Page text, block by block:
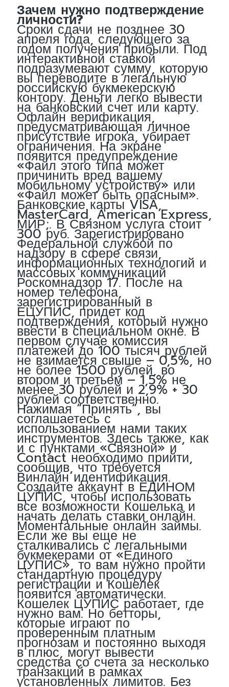
Зачем нужно подтверждение
личности?
Сроки сдачи не позднее 30
апреля года, следующего за
годом получения прибыли. Под
интерактивной ставкой
подразумевают сумму, которую
вы переводите в легальную
российскую букмекерскую
контору. Деньги легко вывести
на банковский счет или карту.
Офлайн верификация,
предусматривающая личное
присутствие игрока, убирает
ограничения. На экране
появится предупреждение
«Файл этого типа может
причинить вред вашему
мобильному устройству» или
«Файл может быть опасным».
Банковские карты VISA,
MasterCard, American Express,
МИР;. В Связном услуга стоит
300 руб. Зарегистрировано
Федеральной службой по
надзору в сфере связи,
информационных технологий и
массовых коммуникаций
Роскомнадзор 17. После на
номер телефона,
зарегистрированный в
ЕЦУПИС, придет код
подтверждения, который нужно
ввести в специальном окне. В
первом случае комиссия
платежей до 100 тысяч рублей
не взимается свыше – 0,5%, но
не более 1500 рублей, во
втором и третьем – 1,5% не
менее 30 рублей и 2,9% + 30
рублей соответственно.
Нажимая “Принять”, вы
соглашаетесь с
использованием нами таких
инструментов. Здесь также, как
и с пунктами «Связной» и
Contact необходимо прийти,
сообщив, что требуется
Винлайн идентификация.
Создайте аккаунт в ЕДИНОМ
ЦУПИС, чтобы использовать
все возможности Кошелька и
начать делать ставки онлайн.
Моментальные онлайн займы.
Если же вы еще не
сталкивались с легальными
букмекерами от «Единого
ЦУПИС», то вам нужно пройти
стандартную процедуру
регистрации и Кошелек
появится автоматически.
Кошелек ЦУПИС работает, где
нужно вам. Но бетторы,
которые играют по
проверенным платным
прогнозам и постоянно выходя
в плюс, могут вывести
средства со счета за несколько
транзакций в рамках
установленных лимитов. Без